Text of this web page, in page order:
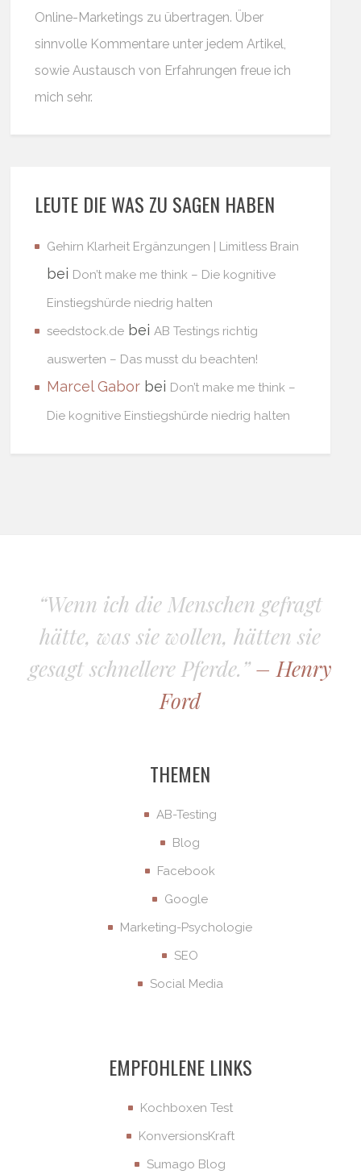
Online-Marketings zu übertragen. Über
sinnvolle Kommentare unter jedem Artikel,
sowie Austausch von Erfahrungen freue ich
mich sehr.
LEUTE DIE WAS ZU SAGEN HABEN
Gehirn Klarheit Ergänzungen | Limitless Brain
bei Don’t make me think – Die kognitive
Einstiegshürde niedrig halten
seedstock.de bei AB Testings richtig
auswerten – Das musst du beachten!
Marcel Gabor bei Don’t make me think –
Die kognitive Einstiegshürde niedrig halten
“Wenn ich die Menschen gefragt
hätte, was sie wollen, hätten sie
gesagt schnellere Pferde.” – Henry
Ford
THEMEN
AB-Testing
Blog
Facebook
Google
Marketing-Psychologie
SEO
Social Media
EMPFOHLENE LINKS
Kochboxen Test
KonversionsKraft
Sumago Blog